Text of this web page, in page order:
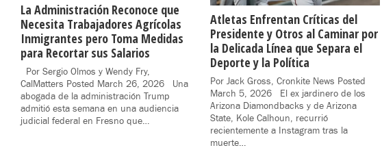
La Administración Reconoce que
Necesita Trabajadores Agrícolas
Inmigrantes pero Toma Medidas
para Recortar sus Salarios
Por Sergio Olmos y Wendy Fry,
CalMatters Posted March 26, 2026 Una
abogada de la administración Trump
admitió esta semana en una audiencia
judicial federal en Fresno que…
Atletas Enfrentan Críticas del
Presidente y Otros al Caminar por
la Delicada Línea que Separa el
Deporte y la Política
Por Jack Gross, Cronkite News Posted
March 5, 2026 El ex jardinero de los
Arizona Diamondbacks y de Arizona
State, Kole Calhoun, recurrió
recientemente a Instagram tras la
muerte…